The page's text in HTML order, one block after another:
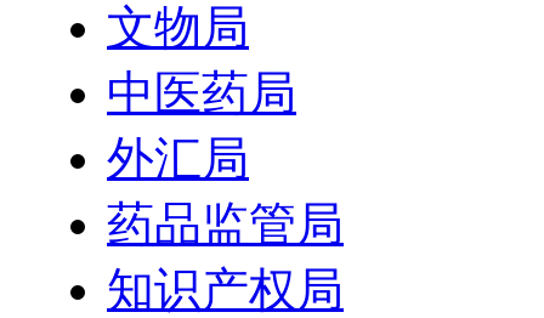
文物局
中医药局
外汇局
药品监管局
知识产权局